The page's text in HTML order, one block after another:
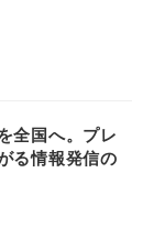
全国へ。プレ
る情報発信の